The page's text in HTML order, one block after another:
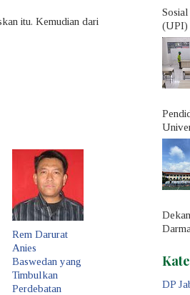
itu. Kemudian dari
Rem Darurat
Anies
Baswedan yang
Timbulkan
Perdebatan
(UPI)
DP